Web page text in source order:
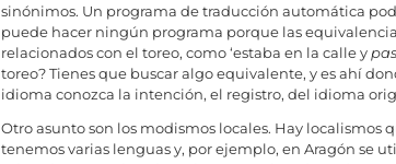
sinónimos. Un programa de traducción automática
puede hacer ningún programa porque las
relacionados con el toreo, como ‘estaba en la calle y
toreo? Tienes que buscar algo equivalente, y es ahí
idioma conozca la intención, el registro, del idioma
Otro asunto son los modismos locales. Hay
tenemos varias lenguas y, por ejemplo, en Aragón se